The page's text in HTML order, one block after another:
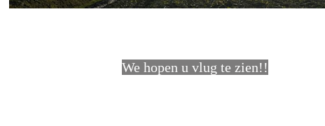
We hopen u vlug te zien!!